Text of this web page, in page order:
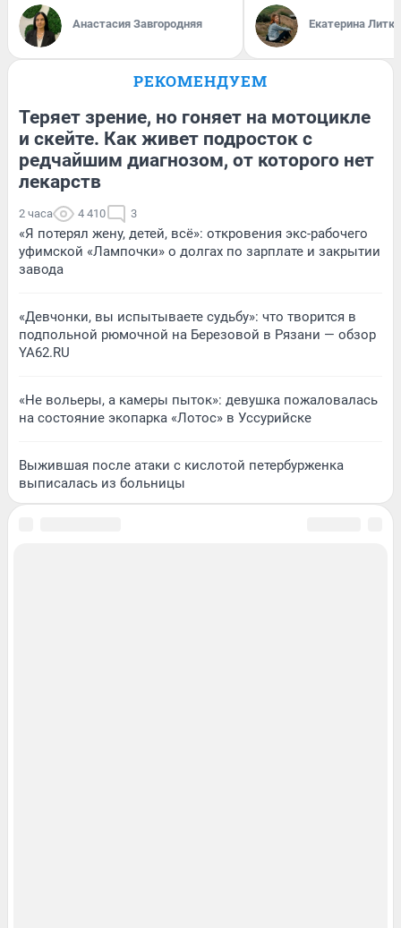
Анастасия Завгородняя Екатерина
РЕКОМЕНДУЕМ
Теряет зрение, но гоняет на мотоцикле
и скейте. Как живет подросток с
редчайшим диагнозом, от которого нет
лекарств
2 часа 4 410 3
«Я потерял жену, детей, всё»: откровения экс-рабочего
уфимской «Лампочки» о долгах по зарплате и закрытии
завода
«Девчонки, вы испытываете судьбу»: что творится в
подпольной рюмочной на Березовой в Рязани — обзор
YA62.RU
«Не вольеры, а камеры пыток»: девушка пожаловалась
на состояние экопарка «Лотос» в Уссурийске
Выжившая после атаки с кислотой петербурженка
выписалась из больницы